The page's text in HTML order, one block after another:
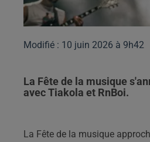
Modifié : 10 juin 2026 à 9h42
La Fête de la musique
avec Tiakola et RnBoi.
La Fête de la musique